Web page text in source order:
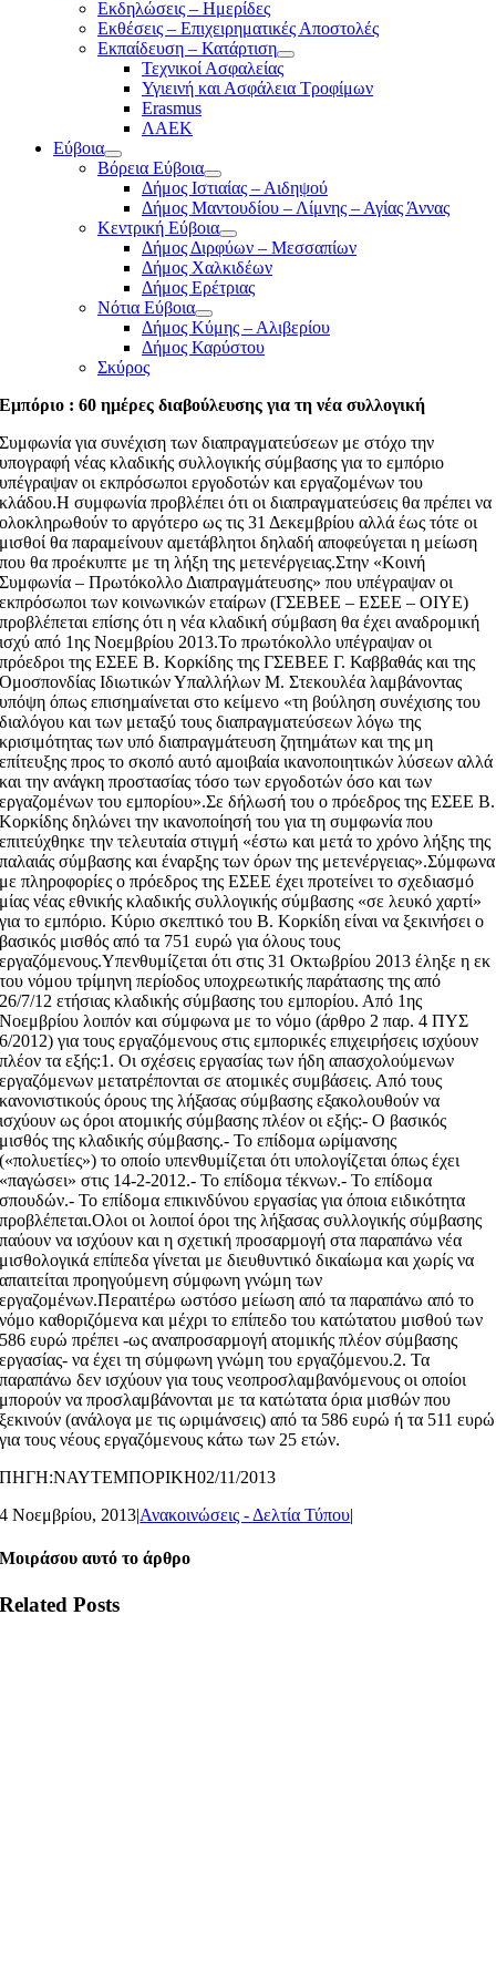
Εκδηλώσεις – Ημερίδες
Εκθέσεις – Επιχειρηματικές Αποστολές
Εκπαίδευση – Κατάρτιση
Τεχνικοί Ασφαλείας
Υγιεινή και Ασφάλεια Τροφίμων
Erasmus
ΛΑΕΚ
Εύβοια
Βόρεια Εύβοια
Δήμος Ιστιαίας – Αιδηψού
Δήμος Μαντουδίου – Λίμνης – Αγίας Άννας
Κεντρική Εύβοια
Δήμος Διρφύων – Μεσσαπίων
Δήμος Χαλκιδέων
Δήμος Ερέτριας
Νότια Εύβοια
Δήμος Κύμης – Αλιβερίου
Δήμος Καρύστου
Σκύρος
Εμπόριο : 60 ημέρες διαβούλευσης για τη νέα συλλογική
Συμφωνία για συνέχιση των διαπραγματεύσεων με στόχο την
υπογραφή νέας κλαδικής συλλογικής σύμβασης για το εμπόριο
υπέγραψαν οι εκπρόσωποι εργοδοτών και εργαζομένων του
κλάδου.Η συμφωνία προβλέπει ότι οι διαπραγματεύσεις θα πρέπει να
ολοκληρωθούν το αργότερο ως τις 31 Δεκεμβρίου αλλά έως τότε οι
μισθοί θα παραμείνουν αμετάβλητοι δηλαδή αποφεύγεται η μείωση
που θα προέκυπτε με τη λήξη της μετενέργειας.Στην «Κοινή
Συμφωνία – Πρωτόκολλο Διαπραγμάτευσης» που υπέγραψαν οι
εκπρόσωποι των κοινωνικών εταίρων (ΓΣΕΒΕΕ – ΕΣΕΕ – ΟΙΥΕ)
προβλέπεται επίσης ότι η νέα κλαδική σύμβαση θα έχει αναδρομική
ισχύ από 1ης Νοεμβρίου 2013.Το πρωτόκολλο υπέγραψαν οι
πρόεδροι της ΕΣΕΕ Β. Κορκίδης της ΓΣΕΒΕΕ Γ. Καββαθάς και της
Ομοσπονδίας Ιδιωτικών Υπαλλήλων Μ. Στεκουλέα λαμβάνοντας
υπόψη όπως επισημαίνεται στο κείμενο «τη βούληση συνέχισης του
διαλόγου και των μεταξύ τους διαπραγματεύσεων λόγω της
κρισιμότητας των υπό διαπραγμάτευση ζητημάτων και της μη
επίτευξης προς το σκοπό αυτό αμοιβαία ικανοποιητικών λύσεων αλλά
και την ανάγκη προστασίας τόσο των εργοδοτών όσο και των
εργαζομένων του εμπορίου».Σε δήλωσή του ο πρόεδρος της ΕΣΕΕ Β.
Κορκίδης δηλώνει την ικανοποίησή του για τη συμφωνία που
επιτεύχθηκε την τελευταία στιγμή «έστω και μετά το χρόνο λήξης της
παλαιάς σύμβασης και έναρξης των όρων της μετενέργειας».Σύμφωνα
με πληροφορίες ο πρόεδρος της ΕΣΕΕ έχει προτείνει το σχεδιασμό
μίας νέας εθνικής κλαδικής συλλογικής σύμβασης «σε λευκό χαρτί»
για το εμπόριο. Κύριο σκεπτικό του Β. Κορκίδη είναι να ξεκινήσει ο
βασικός μισθός από τα 751 ευρώ για όλους τους
εργαζόμενους.Υπενθυμίζεται ότι στις 31 Οκτωβρίου 2013 έληξε η εκ
του νόμου τρίμηνη περίοδος υποχρεωτικής παράτασης της από
26/7/12 ετήσιας κλαδικής σύμβασης του εμπορίου. Από 1ης
Νοεμβρίου λοιπόν και σύμφωνα με το νόμο (άρθρο 2 παρ. 4 ΠΥΣ
6/2012) για τους εργαζόμενους στις εμπορικές επιχειρήσεις ισχύουν
πλέον τα εξής:1. Οι σχέσεις εργασίας των ήδη απασχολούμενων
εργαζόμενων μετατρέπονται σε ατομικές συμβάσεις. Από τους
κανονιστικούς όρους της λήξασας σύμβασης εξακολουθούν να
ισχύουν ως όροι ατομικής σύμβασης πλέον οι εξής:- Ο βασικός
μισθός της κλαδικής σύμβασης.- Το επίδομα ωρίμανσης
(«πολυετίες») το οποίο υπενθυμίζεται ότι υπολογίζεται όπως έχει
«παγώσει» στις 14-2-2012.- Το επίδομα τέκνων.- Το επίδομα
σπουδών.- Το επίδομα επικινδύνου εργασίας για όποια ειδικότητα
προβλέπεται.Ολοι οι λοιποί όροι της λήξασας συλλογικής σύμβασης
παύουν να ισχύουν και η σχετική προσαρμογή στα παραπάνω νέα
μισθολογικά επίπεδα γίνεται με διευθυντικό δικαίωμα και χωρίς να
απαιτείται προηγούμενη σύμφωνη γνώμη των
εργαζομένων.Περαιτέρω ωστόσο μείωση από τα παραπάνω από το
νόμο καθοριζόμενα και μέχρι το επίπεδο του κατώτατου μισθού των
586 ευρώ πρέπει -ως αναπροσαρμογή ατομικής πλέον σύμβασης
εργασίας- να έχει τη σύμφωνη γνώμη του εργαζόμενου.2. Τα
παραπάνω δεν ισχύουν για τους νεοπροσλαμβανόμενους οι οποίοι
μπορούν να προσλαμβάνονται με τα κατώτατα όρια μισθών που
ξεκινούν (ανάλογα με τις ωριμάνσεις) από τα 586 ευρώ ή τα 511 ευρώ
για τους νέους εργαζόμενους κάτω των 25 ετών.
ΠΗΓΗ:ΝΑΥΤΕΜΠΟΡΙΚΗ02/11/2013
4 Νοεμβρίου, 2013|Ανακοινώσεις - Δελτία Τύπου|
Μοιράσου αυτό το άρθρο
Related Posts